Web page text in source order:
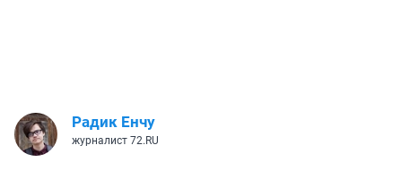
Радик Енчу
журналист 72.RU